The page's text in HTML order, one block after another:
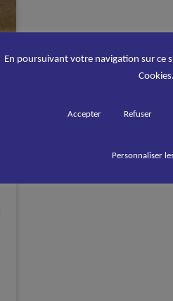
En poursuivant votre navigation sur ce
Cookies.
Accepter Refuser
Personnaliser